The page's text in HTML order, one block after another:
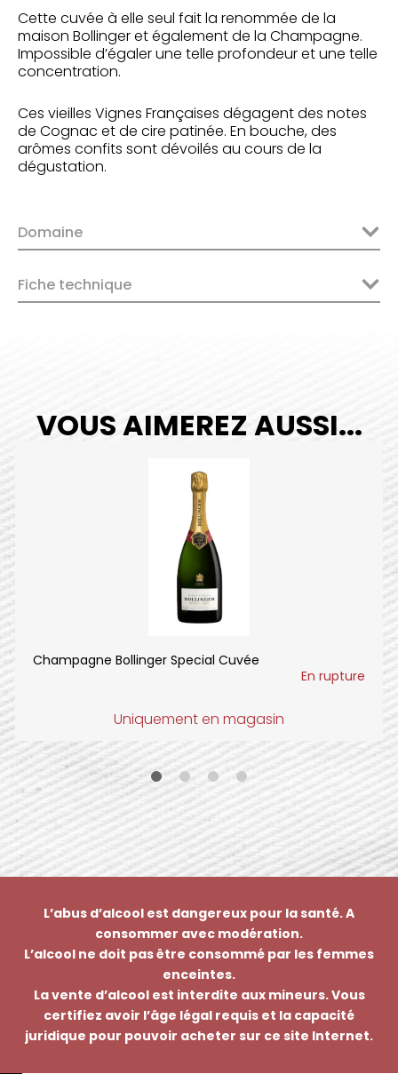
Cette cuvée à elle seul fait la renommée de la
maison Bollinger et également de la Champagne.
Impossible d’égaler une telle profondeur et une telle
concentration.
Ces vieilles Vignes Françaises dégagent des notes
de Cognac et de cire patinée. En bouche, des
arômes confits sont dévoilés au cours de la
dégustation.
Domaine
Fiche technique
VOUS AIMEREZ AUSSI...
Champagne Bollinger Special Cuvée
En rupture
Uniquement en magasin
L’abus d’alcool est dangereux pour la santé. A
consommer avec modération.
L’alcool ne doit pas être consommé par les femmes
enceintes.
La vente d’alcool est interdite aux mineurs. Vous
certifiez avoir l’âge légal requis et la capacité
juridique pour pouvoir acheter sur ce site Internet.